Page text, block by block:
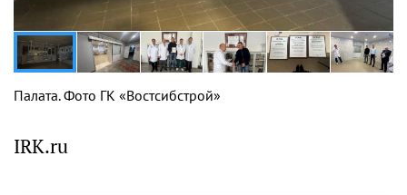
Палата. Фото ГК «Востсибстрой»
IRK.ru